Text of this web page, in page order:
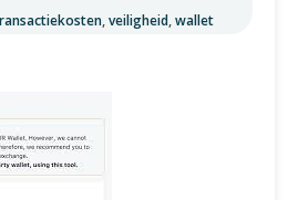
,veiligheid,wallet